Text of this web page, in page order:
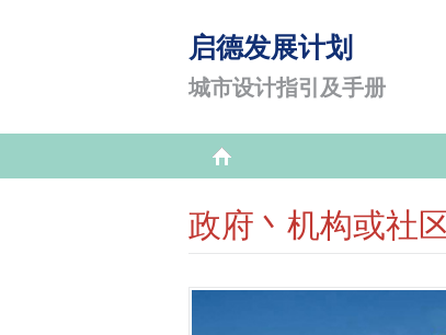
启德发展计划
城市设计指引及手册
政府丶机构或社